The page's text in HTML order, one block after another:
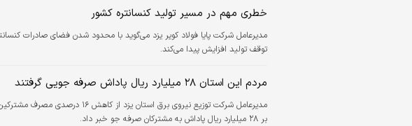
خطری مهم در مسیر تولید کنسانتره کشور
مدیرعامل شرکت پایا فولاد کویر یزد می‌‌‌گوید با محدود شدن فضای صادرات
توقف تولید افزایش پیدا می‌‌‌کند.
مردم این استان ۲۸ میلیارد ریال پاداش صرفه جویی گرفتند
مدیرعامل شرکت توزیع نیروی برق
بر ۲۸ میلیارد ریال پاداش به مشترکان صرفه جو خبر داد.